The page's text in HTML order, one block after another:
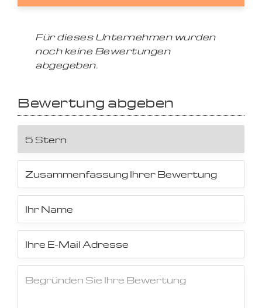
Für dieses Unternehmen wurden
noch keine Bewertungen
abgegeben.
Bewertung abgeben